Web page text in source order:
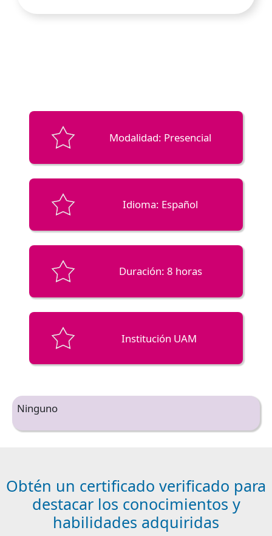
Modalidad: Presencial
Idioma: Español
Duración: 8 horas
Institución UAM
Ninguno
Obtén un certificado verificado para
destacar los conocimientos y
habilidades adquiridas